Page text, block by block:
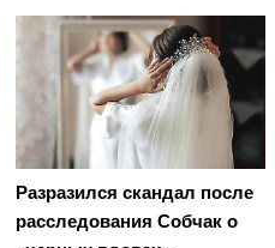
Разразился скандал после
расследования Собчак о